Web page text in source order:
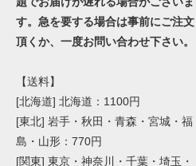
す。急を要する場合は事前にご注文
頂くか、一度お問い合わせ下さい。
【送料】
[北海道] 北海道：1100円
[東北] 岩手・秋田・青森・宮城・福
島・山形：770円
[関東] 東京・神奈川・千葉・埼玉・